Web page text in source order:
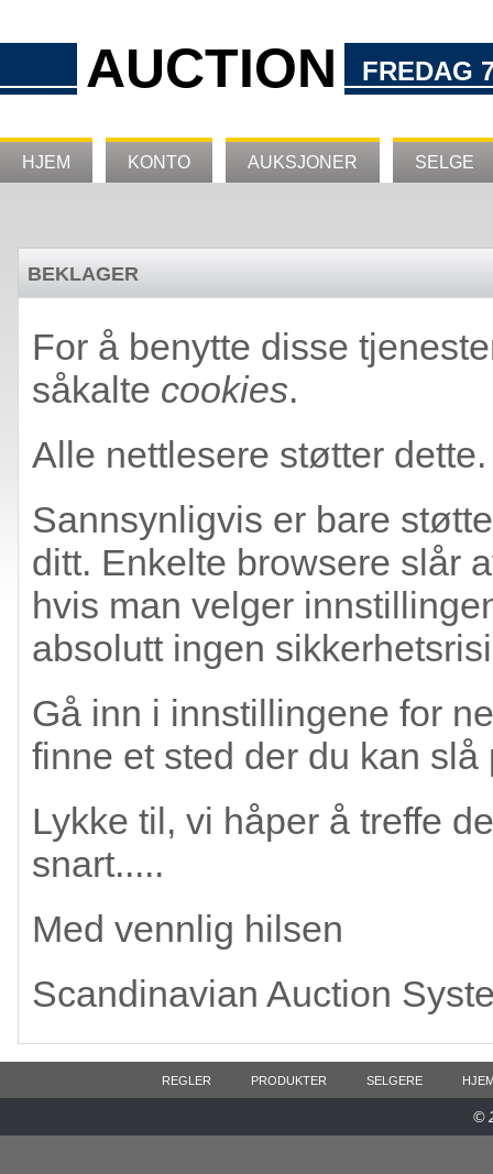
AUCTION FREDAG
HJEM KONTO AUKSJONER SELGE
BEKLAGER
For å benytte disse
såkalte cookies.
Alle nettlesere støtter dette.
Sannsynligvis er bare
ditt. Enkelte browsere slår
hvis man velger
absolutt ingen
Gå inn i innstillingene for
finne et sted der du kan
Lykke til, vi håper å treffe
snart.....
Med vennlig hilsen
Scandinavian Auction
REGLER PRODUKTER SELGERE
©